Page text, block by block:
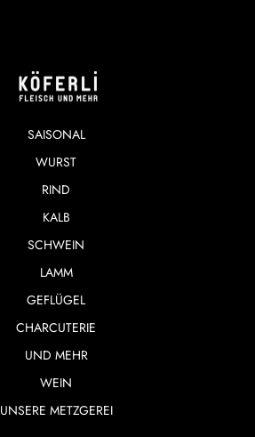
SAISONAL
WURST
RIND
KALB
SCHWEIN
LAMM
GEFLÜGEL
CHARCUTERIE
UND MEHR
WEIN
UNSERE METZGEREI